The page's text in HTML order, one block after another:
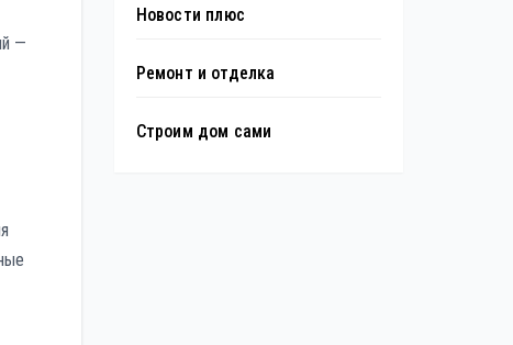
—
Новости плюс
Ремонт и отделка
Строим дом сами